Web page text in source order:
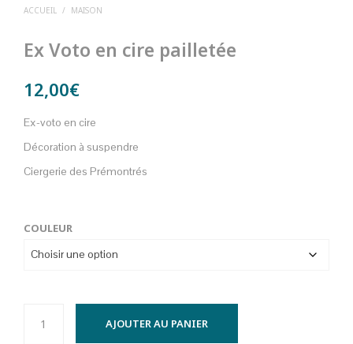
ACCUEIL / MAISON
Ex Voto en cire pailletée
12,00€
Ex-voto en cire
Décoration à suspendre
Ciergerie des Prémontrés
COULEUR
AJOUTER AU PANIER